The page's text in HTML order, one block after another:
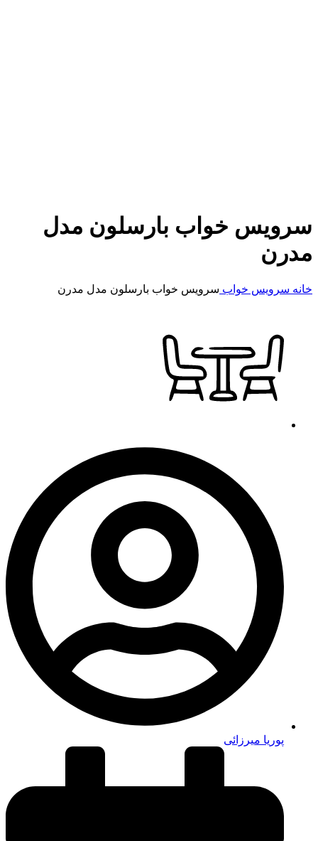
سرویس خواب بارسلون مدل
مدرن
خانه سرویس خواب سرویس خواب بارسلون مدل مدرن
پوریا میرزائی